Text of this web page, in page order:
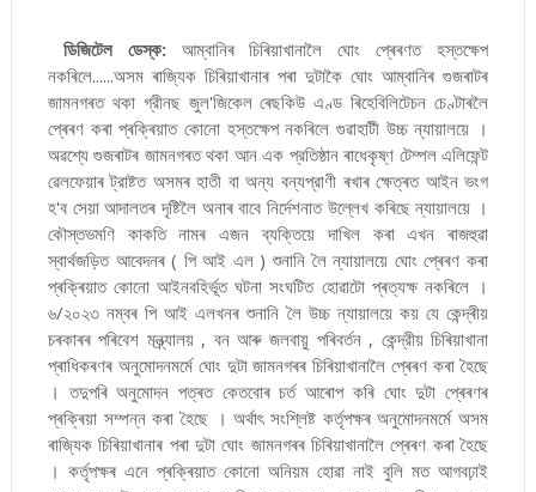
ডিজিটেল ডেস্ক:আম্বানিৰ চিৰিয়াখানালৈ ঘোং প্ৰেৰণত হস্তক্ষেপ
নকৰিলে......অসম ৰাজ্যিক চিৰিয়াখানাৰ পৰা দুটাকৈ ঘোং আম্বানিৰ গুজৰাটৰ
জামনগৰত থকা গ্রীনছ জুল'জিকেল ৰেছকিউ এণ্ড ৰিহেবিলিটেচন চেণ্টাৰলৈ
প্ৰেৰণ কৰা প্ৰক্ৰিয়াত কোনো হস্তক্ষেপ নকৰিলে গুৱাহাটী উচ্চ ন্যায়ালয়ে ।
অৱশ্যে গুজৰাটৰ জামনগৰত থকা আন এক প্রতিষ্ঠান ৰাধেকৃষ্ণ টেম্পল এলিফেন্ট
ৱেলফেয়াৰ ট্রাষ্টত অসমৰ হাতী বা অন্য বন্যপ্রাণী ৰখাৰ ক্ষেত্ৰত আইন ভংগ
হ'ব সেয়া আদালতৰ দৃষ্টিলৈ অনাৰ বাবে নির্দেশনাত উল্লেখ কৰিছে ন্যায়ালয়ে ।
কৌস্তভমণি কাকতি নামৰ এজন ব্যক্তিয়ে দাখিল কৰা এখন ৰাজহুৱা
স্বাৰ্থজড়িত আবেদনৰ ( পি আই এল ) শুনানি লৈ ন্যায়ালয়ে ঘোং প্ৰেৰণ কৰা
প্ৰক্ৰিয়াত কোনো আইনবহির্ভূত ঘটনা সংঘটিত হোৱাটো প্ৰত্যক্ষ নকৰিলে ।
৬/২০২৩ নম্বৰ পি আই এলখনৰ শুনানি লৈ উচ্চ ন্যায়ালয়ে কয় যে কেন্দ্ৰীয়
চৰকাৰৰ পৰিবেশ মন্ত্র্যালয় , বন আৰু জলবায়ু পৰিবৰ্তন , কেন্দ্রীয় চিৰিয়াখানা
প্ৰাধিকৰণৰ অনুমোদনমর্মে ঘোং দুটা জামনগৰৰ চিৰিয়াখানালৈ প্ৰেৰণ কৰা হৈছে
। তদুপৰি অনুমোদন পত্ৰত কেতবোৰ চৰ্ত আৰোপ কৰি ঘোং দুটা প্ৰেৰণৰ
প্ৰক্ৰিয়া সম্পন্ন কৰা হৈছে । অর্থাৎ সংশ্লিষ্ট কর্তৃপক্ষৰ অনুমোদনমর্মে অসম
ৰাজ্যিক চিৰিয়াখানাৰ পৰা দুটা ঘোং জামনগৰৰ চিৰিয়াখানালৈ প্ৰেৰণ কৰা হৈছে
। কর্তৃপক্ষৰ এনে প্ৰক্ৰিয়াত কোনো অনিয়ম হোৱা নাই বুলি মত আগবঢ়াই